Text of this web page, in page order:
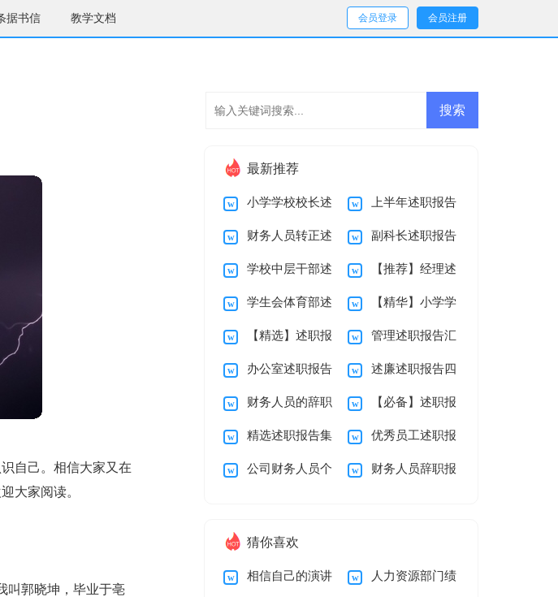
据书信 教学文档 会员登录 会员注册
自己。相信大家又在
大家阅读。
叫郭晓坤，毕业于亳
最新推荐
小学学校校长述
职报告汇总七篇
上半年述职报告
五篇
财务人员转正述
职报告
副科长述职报告
四篇
学校中层干部述
职报告四篇
【推荐】经理述
职报告三篇
学生会体育部述
职报告七篇
【精华】小学学
校校长述职报告3篇
【精选】述职报
告范文汇编10篇
管理述职报告汇
总八篇
办公室述职报告
合集9篇
述廉述职报告四
篇
财务人员的辞职
信
【必备】述职报
告范文集锦10篇
精选述职报告集
锦六篇
优秀员工述职报
告合集六篇
公司财务人员个 财务人员辞职报
猜你喜欢
相信自己的演讲 人力资源部门绩